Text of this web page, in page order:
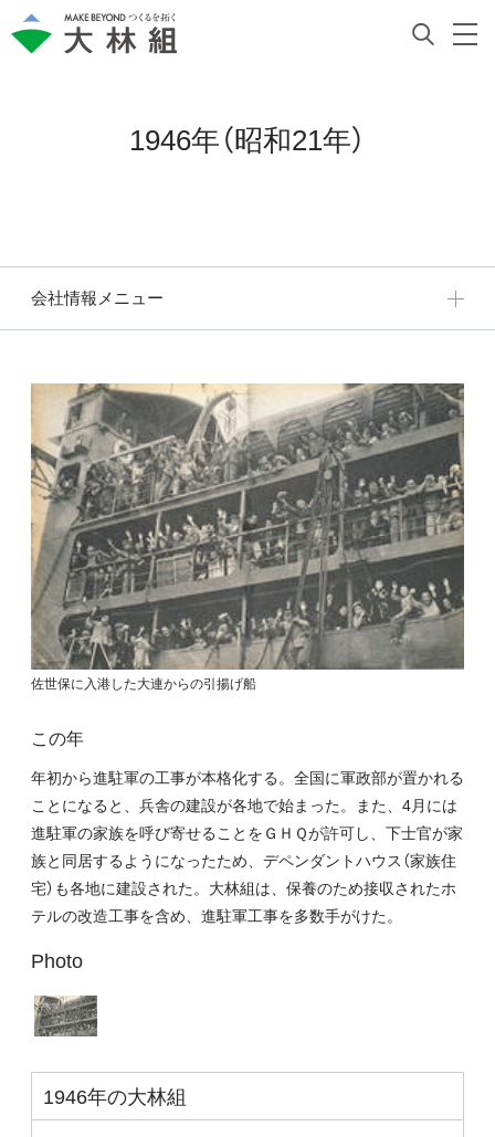
1946年（昭和21年）
会社情報メニュー
佐世保に入港した大連からの引揚げ船
この年
年初から進駐軍の工事が本格化する。全国に軍政部が置かれる
ことになると、兵舎の建設が各地で始まった。また、4月には
進駐軍の家族を呼び寄せることをＧＨＱが許可し、下士官が家
族と同居するようになったため、デペンダントハウス（家族住
宅）も各地に建設された。大林組は、保養のため接収されたホ
テルの改造工事を含め、進駐軍工事を多数手がけた。
Photo
1946年の大林組